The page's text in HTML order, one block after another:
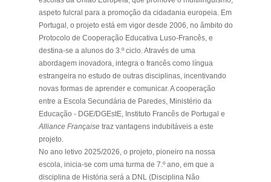
aspeto fulcral para a promoção da cidadania europeia. Em
Portugal, o projeto está em vigor desde 2006, no âmbito do
Protocolo de Cooperação Educativa Luso-Francês, e
destina-se a alunos do 3.º ciclo. Através de uma
abordagem inovadora, integra o francês como língua
estrangeira no estudo de outras disciplinas, incentivando
novas formas de aprender e comunicar. A cooperação
entre a Escola Secundária de Paredes, Ministério da
Educação - DGE/DGEstE, Instituto Francês de Portugal e
Alliance Françaisetraz vantagens indubitáveis a este
projeto.
No ano letivo 2025/2026, o projeto, pioneiro na nossa
escola, inicia-se com uma turma de 7.º ano, em que a
disciplina de História será a DNL (Disciplina Não